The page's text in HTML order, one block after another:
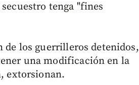
tenga "fines
de los guerrilleros detenidos,
una modificación en la
extorsionan.